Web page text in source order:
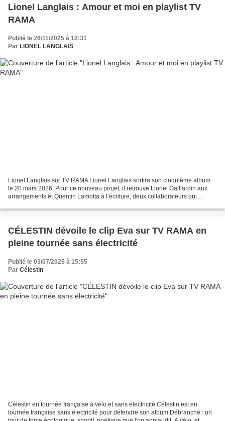
Lionel Langlais : Amour et moi en playlist TV
RAMA
Publié le 26/11/2025 à 12:31
Par LIONEL LANGLAIS
Lionel Langlais sur TV RAMA Lionel Langlais sortira son cinquième album
le 20 mars 2026. Pour ce nouveau projet, il retrouve Lionel Gaillardin aux
arrangements et Quentin Lamotta à l’écriture, deux collaborateurs qui
CÉLESTIN dévoile le clip Eva sur TV RAMA en
pleine tournée sans électricité
Publié le 03/07/2025 à 15:55
Par Célestin
Célestin en tournée française à vélo et sans électricité Célestin est en
tournée française sans électricité pour défendre son album Débranché : un